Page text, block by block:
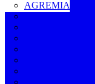
AGREMIA